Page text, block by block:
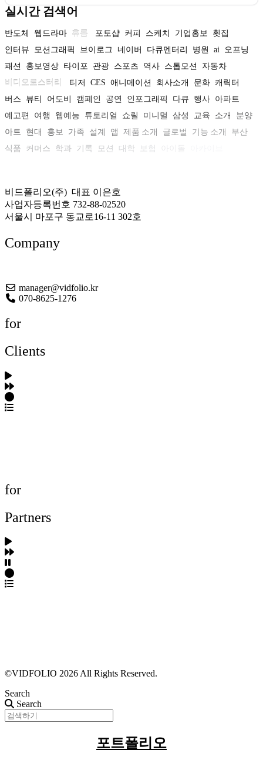
실시간 검색어
반도체 웹드라마 휴롬 포토샵 커피 스케치 기업홍보
횟집
인터뷰
모션그래픽 브이로그 네이버 다큐멘터리 병원 ai 오프닝
패션
홍보영상 타이포 관광 스포츠 역사 스톱모션
자동차
비디오로스터리
티저 CES 애니메이션 회사소개 문화 캐릭터
버스
뷰티 어도비 캠페인 공연 인포그래픽 다큐 행사 아파트
예고편
여행 웹예능 튜토리얼 쇼릴 미니멀 삼성 교육 소개
분양
아트
현대 홍보 가족 설계 앱 제품 소개 글로벌 기능 소개
부산
식품
커머스 학과 기록 모션 대학 보험
비드폴리오(주) 대표 이은호
사업자등록번호 732-88-02520
서울시 마포구 동교로16-11 302호
Company
manager@vidfolio.kr
070-8625-1276
for
Clients
for
Partners
©VIDFOLIO 2026 All Rights Reserved.
Search
Search
포트폴리오